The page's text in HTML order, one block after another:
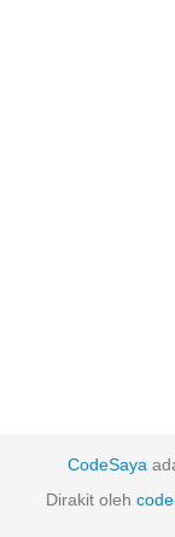
CodeSaya
Dirakit oleh